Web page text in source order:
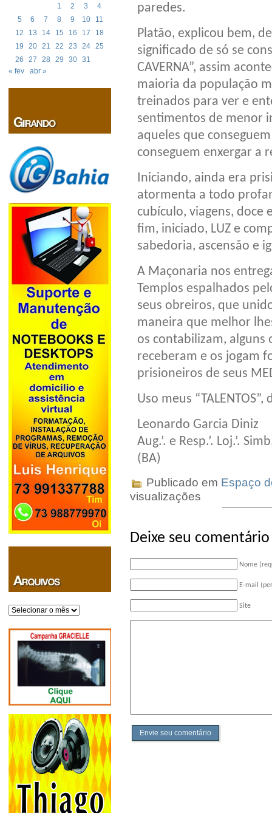
1
2 3
4
5
6 7 8 9 10
11
12
13 14 15 16 17
18
19
20 21 22 23 24 25
26
27 28 29 30 31
« fev
abr »
Arquivos
paredes.
Platão, explicou bem,
significado de só se
CAVERNA”, assim
maioria da população
treinados para ver e
sentimentos de menor
aqueles que
conseguem enxergar a
Iniciando, ainda era
atormenta a todo
cubículo, viagens, doce
fim, iniciado, LUZ e
sabedoria, ascensão e
A Maçonaria nos
Templos espalhados
seus obreiros, que
maneira que melhor
os contabilizam, alguns
receberam e os jogam
prisioneiros de seus
Uso meus
Leonardo Garcia Diniz
Aug.’. e Resp.’. Loj.’.
(BA)⁠⁠⁠⁠
Publicado em Espaço
visualizações
Deixe seu comentário
Nome
E-mail
Site
Envie seu comentário